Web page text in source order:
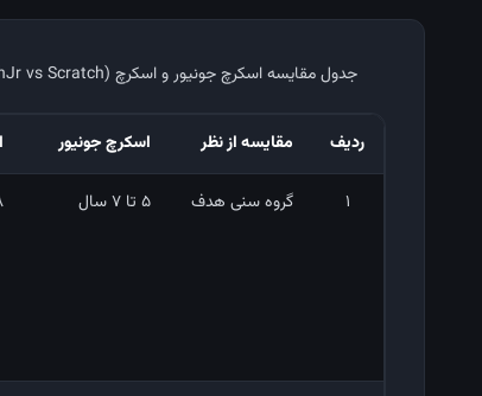
جدول مقایسه اسکرچ جونیور و اسکرچ (ScratchJr vs Scratch)
ردیف مقایسه از نظر اسکرچ جونیور
1 گروه سنی هدف ۵ تا ۷ سال ۸